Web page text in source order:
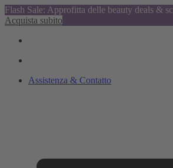
Flash Sale: Approfitta delle beauty deals &
Acquista subito
Assistenza & Contatto